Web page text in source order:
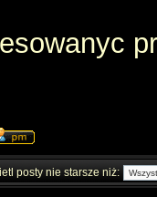
posty nie starsze niż: